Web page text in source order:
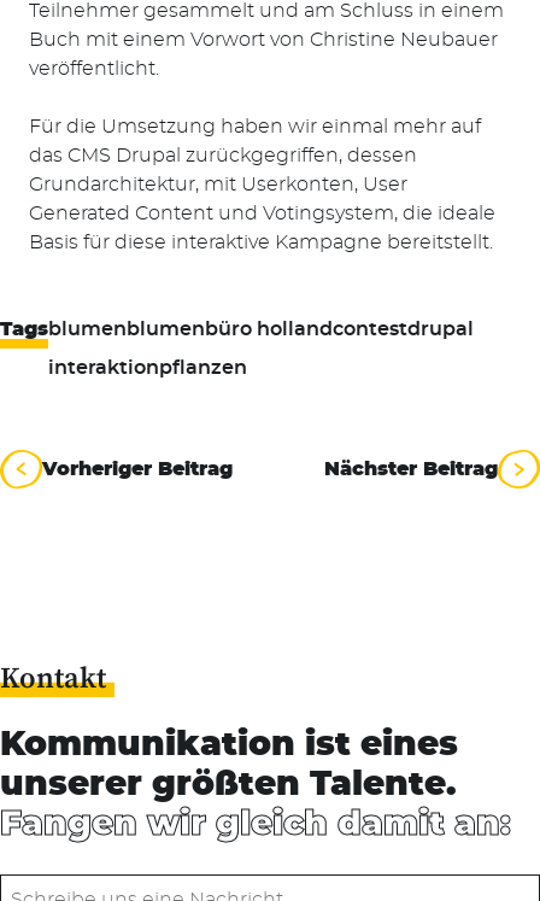
Teilnehmer gesammelt und am Schluss in einem
Buch mit einem Vorwort von Christine Neubauer
veröffentlicht.
Für die Umsetzung haben wir einmal mehr auf
das CMS Drupal zurückgegriffen, dessen
Grundarchitektur, mit Userkonten, User
Generated Content und Votingsystem, die ideale
Basis für diese interaktive Kampagne bereitstellt.
Tagsblumenblumenbüro hollandcontestdrupal
interaktionpflanzen
Beitragsnavigation
Vorheriger Beitrag Nächster Beitrag
Kontakt
Kommunikation ist eines
unserer größten Talente.
Fangen wir gleich damit an: